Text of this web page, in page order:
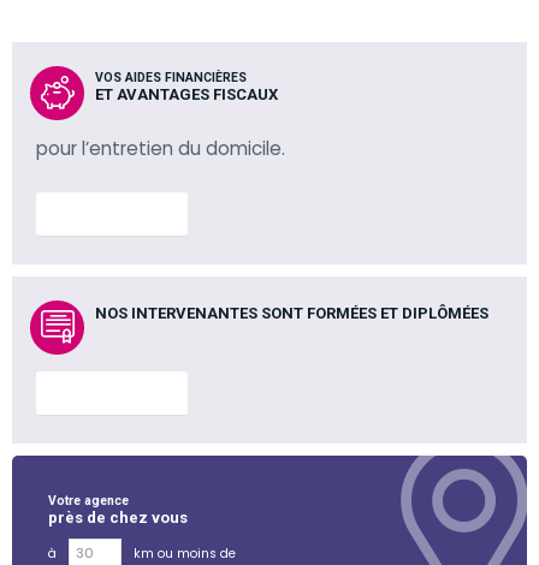
VOS AIDES FINANCIÈRES
ET AVANTAGES FISCAUX
pour l’entretien du domicile.
NOS INTERVENANTES SONT FORMÉES ET DIPLÔMÉES
Votre agence
près de chez vous
à
km ou moins de